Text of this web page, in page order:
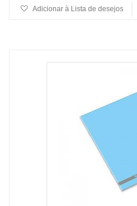
Adicionar à Lista de desejos